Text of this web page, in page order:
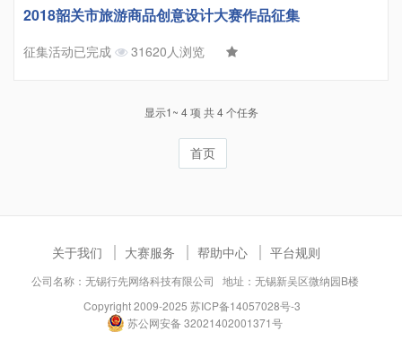
2018韶关市旅游商品创意设计大赛作品征集
征集活动已完成 31620人浏览
显示1~ 4 项 共 4 个任务
首页
关于我们 大赛服务 帮助中心 平台规则
公司名称：无锡行先网络科技有限公司 地址：无锡新吴区微纳园B楼
Copyright 2009-2025 苏ICP备14057028号-3
苏公网安备 32021402001371号